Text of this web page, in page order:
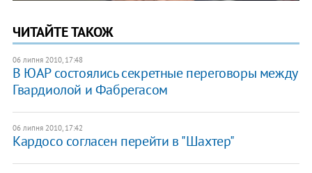
ЧИТАЙТЕ ТАКОЖ
06 липня 2010, 17:48
В ЮАР состоялись секретные переговоры между
Гвардиолой и Фабрегасом
06 липня 2010, 17:42
Кардосо согласен перейти в "Шахтер"